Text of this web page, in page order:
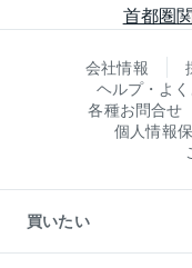
首都圏
会社情報
ヘルプ・よ
各種お問合せ
個人情報
買いたい